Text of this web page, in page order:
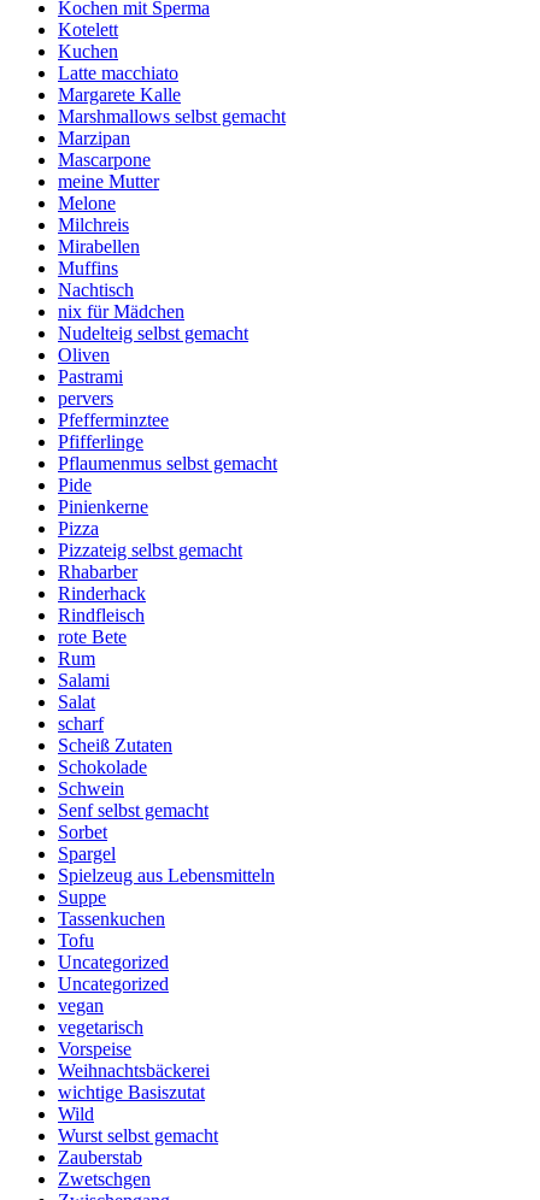
Kochen mit Sperma
Kotelett
Kuchen
Latte macchiato
Margarete Kalle
Marshmallows selbst gemacht
Marzipan
Mascarpone
meine Mutter
Melone
Milchreis
Mirabellen
Muffins
Nachtisch
nix für Mädchen
Nudelteig selbst gemacht
Oliven
Pastrami
pervers
Pfefferminztee
Pfifferlinge
Pflaumenmus selbst gemacht
Pide
Pinienkerne
Pizza
Pizzateig selbst gemacht
Rhabarber
Rinderhack
Rindfleisch
rote Bete
Rum
Salami
Salat
scharf
Scheiß Zutaten
Schokolade
Schwein
Senf selbst gemacht
Sorbet
Spargel
Spielzeug aus Lebensmitteln
Suppe
Tassenkuchen
Tofu
Uncategorized
Uncategorized
vegan
vegetarisch
Vorspeise
Weihnachtsbäckerei
wichtige Basiszutat
Wild
Wurst selbst gemacht
Zauberstab
Zwetschgen